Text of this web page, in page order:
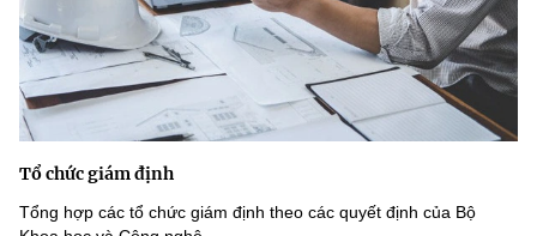
Tổ chức giám định
Tổng hợp các tổ chức giám định theo các quyết định của Bộ